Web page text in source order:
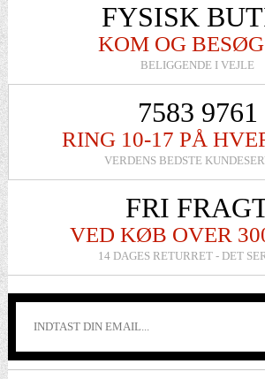
FYSISK
KOM OG
BELIGGENDE I VEJLE
7583 9761
RING 10-17 PÅ
VERDENS BEDSTE
FRI
VED KØB OVER
14 DAGES RETURRET - DET